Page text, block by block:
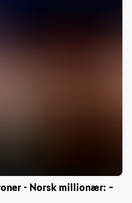
- Norsk millionær: –